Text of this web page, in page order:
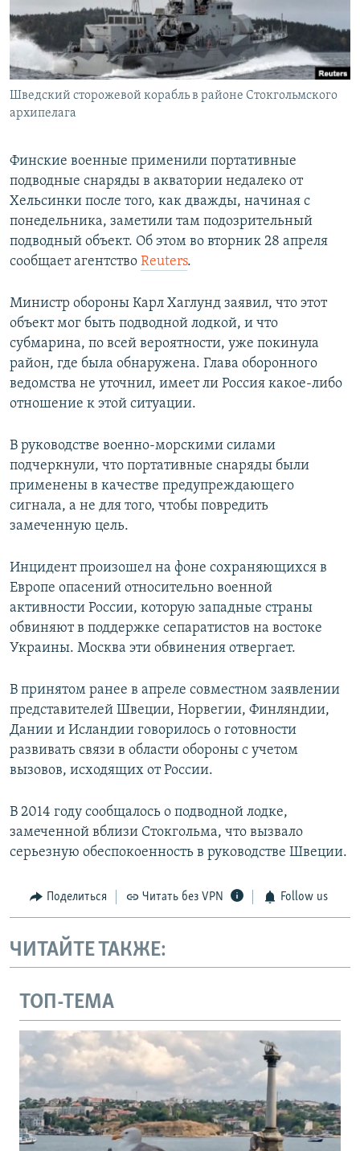
ПОБЕДИТЕЛЕЙ НЕ СУДЯТ?
КРЫМ.НЕПОКОРЕННЫЙ
ELIFBE
УКРАИНСКАЯ ПРОБЛЕМА КРЫМА
ПРИСОЕДИНЯЙТЕСЬ!
Шведский сторожевой корабль в районе Стокгольмского
архипелага
Финские военные применили портативные
подводные снаряды в акватории недалеко от
Хельсинки после того, как дважды, начиная с
понедельника, заметили там подозрительный
подводный объект. Об этом во вторник 28 апреля
сообщает агентство Reuters.
Министр обороны Карл Хаглунд заявил, что этот
объект мог быть подводной лодкой, и что
субмарина, по всей вероятности, уже покинула
район, где была обнаружена. Глава оборонного
ведомства не уточнил, имеет ли Россия какое-либо
отношение к этой ситуации.
В руководстве военно-морскими силами
подчеркнули, что портативные снаряды были
применены в качестве предупреждающего
сигнала, а не для того, чтобы повредить
замеченную цель.
Инцидент произошел на фоне сохраняющихся в
Европе опасений относительно военной
активности России, которую западные страны
обвиняют в поддержке сепаратистов на востоке
Украины. Москва эти обвинения отвергает.
В принятом ранее в апреле совместном заявлении
представителей Швеции, Норвегии, Финляндии,
Дании и Исландии говорилось о готовности
развивать связи в области обороны с учетом
вызовов, исходящих от России.
В 2014 году сообщалось о подводной лодке,
замеченной вблизи Стокгольма, что вызвало
серьезную обеспокоенность в руководстве Швеции.
Поделиться Читать без VPN Follow us
ЧИТАЙТЕ ТАКЖЕ:
ТОП-ТЕМА